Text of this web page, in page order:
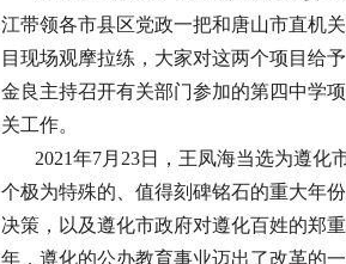
江带领各市县区党政一把和唐山市直机
目现场观摩拉练，大家对这两个项目给
金良主持召开有关部门参加的第四中学
关工作。
2021年7月23日，王凤海当选为遵化
个极为特殊的、值得刻碑铭石的重大年
决策，以及遵化市政府对遵化百姓的郑
年，遵化的公办教育事业迈出了改革的